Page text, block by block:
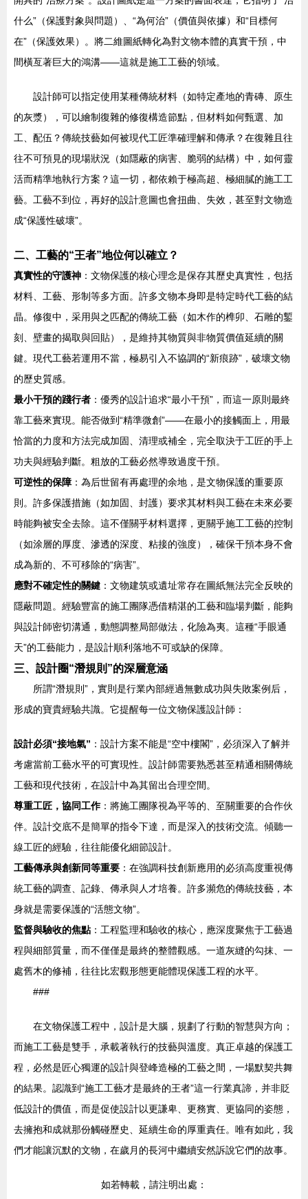
什么”（保護對象與問題）、“為何治”（價值與依據）和“目標何
在”（保護效果）。將二維圖紙轉化為對文物本體的真實干預，中
間橫亙著巨大的鴻溝——這就是施工工藝的領域。
設計師可以指定使用某種傳統材料（如特定產地的青磚、原生
的灰漿），可以繪制復雜的修復構造節點，但材料如何甄選、加
工、配伍？傳統技藝如何被現代工匠準確理解和傳承？在復雜且往
往不可預見的現場狀況（如隱蔽的病害、脆弱的結構）中，如何靈
活而精準地執行方案？這一切，都依賴于極高超、極細膩的施工工
藝。工藝不到位，再好的設計意圖也會扭曲、失效，甚至對文物造
成“保護性破壞”。
二、工藝的“王者”地位何以確立？
真實性的守護神 ：文物保護的核心理念是保存其歷史真實性，包括
材料、工藝、形制等多方面。許多文物本身即是特定時代工藝的結
晶。修復中，采用與之匹配的傳統工藝（如木作的榫卯、石雕的鏨
刻、壁畫的揭取與回貼），是維持其物質與非物質價值延續的關
鍵。現代工藝若運用不當，極易引入不協調的“新痕跡”，破壞文物
的歷史質感。
最小干預的踐行者 ：優秀的設計追求“最小干預”，而這一原則最終
靠工藝來實現。能否做到“精準微創”——在最小的接觸面上，用最
恰當的力度和方法完成加固、清理或補全，完全取決于工匠的手上
功夫與經驗判斷。粗放的工藝必然導致過度干預。
可逆性的保障 ：為后世留有再處理的余地，是文物保護的重要原
則。許多保護措施（如加固、封護）要求其材料與工藝在未來必要
時能夠被安全去除。這不僅關乎材料選擇，更關乎施工工藝的控制
（如涂層的厚度、滲透的深度、粘接的強度），確保干預本身不會
成為新的、不可移除的“病害”。
應對不確定性的關鍵 ：文物建筑或遺址常存在圖紙無法完全反映的
隱蔽問題。經驗豐富的施工團隊憑借精湛的工藝和臨場判斷，能夠
與設計師密切溝通，動態調整局部做法，化險為夷。這種“手眼通
天”的工藝能力，是設計順利落地不可或缺的保障。
三、設計圈“潛規則”的深層意涵
所謂“潛規則”，實則是行業內部經過無數成功與失敗案例后，
形成的寶貴經驗共識。它提醒每一位文物保護設計師：
設計必須“接地氣” ：設計方案不能是“空中樓閣”，必須深入了解并
考慮當前工藝水平的可實現性。設計師需要熟悉甚至精通相關傳統
工藝和現代技術，在設計中為其留出合理空間。
尊重工匠，協同工作：將施工團隊視為平等的、至關重要的合作伙
伴。設計交底不是簡單的指令下達，而是深入的技術交流。傾聽一
線工匠的經驗，往往能優化細節設計。
工藝傳承與創新同等重要 ：在強調科技創新應用的必須高度重視傳
統工藝的調查、記錄、傳承與人才培養。許多瀕危的傳統技藝，本
身就是需要保護的“活態文物”。
監督與驗收的焦點：工程監理和驗收的核心，應深度聚焦于工藝過
程與細部質量，而不僅僅是最終的整體觀感。一道灰縫的勾抹、一
處舊木的修補，往往比宏觀形態更能體現保護工程的水平。
###
在文物保護工程中，設計是大腦，規劃了行動的智慧與方向；
而施工工藝是雙手，承載著執行的技藝與溫度。真正卓越的保護工
程，必然是匠心獨運的設計與登峰造極的工藝之間，一場默契共舞
的結果。認識到“施工工藝才是最終的王者”這一行業真諦，并非貶
低設計的價值，而是促使設計以更謙卑、更務實、更協同的姿態，
去擁抱和成就那份觸碰歷史、延續生命的厚重責任。唯有如此，我
們才能讓沉默的文物，在歲月的長河中繼續安然訴說它們的故事。
如若轉載，請注明出處：